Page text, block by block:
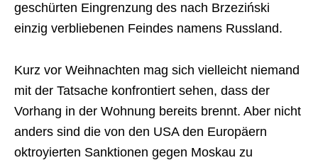
geschürten Eingrenzung des nach Brzeziński
einzig verbliebenen Feindes namens Russland.
Kurz vor Weihnachten mag sich vielleicht niemand
mit der Tatsache konfrontiert sehen, dass der
Vorhang in der Wohnung bereits brennt. Aber nicht
anders sind die von den USA den Europäern
oktroyierten Sanktionen gegen Moskau zu